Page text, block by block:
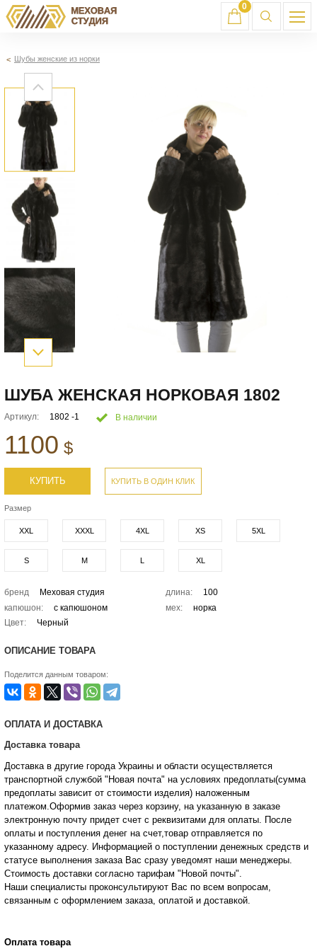
0
Шубы женские из норки
ШУБА ЖЕНСКАЯ НОРКОВАЯ 1802
Артикул: 1802 -1 В наличии
1100 $
КУПИТЬ КУПИТЬ В ОДИН КЛИК
Размер
XXL XXXL 4XL XS 5XL
S M XL
бренд Меховая студия длина:
100
капюшон:
с капюшоном мех:
норка
Цвет:
Черный
ОПИСАНИЕ ТОВАРА
Поделится данным товаром:
ОПЛАТА И ДОСТАВКА
Доставка товара
Доставка в другие города Украины и области осуществляется
транспортной службой "Новая почта" на условиях предоплаты(сумма
предоплаты зависит от стоимости изделия) наложенным
платежом.Оформив заказ через корзину, на указанную в заказе
электронную почту придет счет с реквизитами для оплаты. После
оплаты и поступления денег на счет,товар отправляется по
указанному адресу. Информацией о поступлении денежных средств и
статусе выполнения заказа Вас сразу уведомят наши менеджеры.
Стоимость доставки согласно тарифам "Новой почты".
Наши специалисты проконсультируют Вас по всем вопросам,
связанным с оформлением заказа, оплатой и доставкой.
Оплата товара